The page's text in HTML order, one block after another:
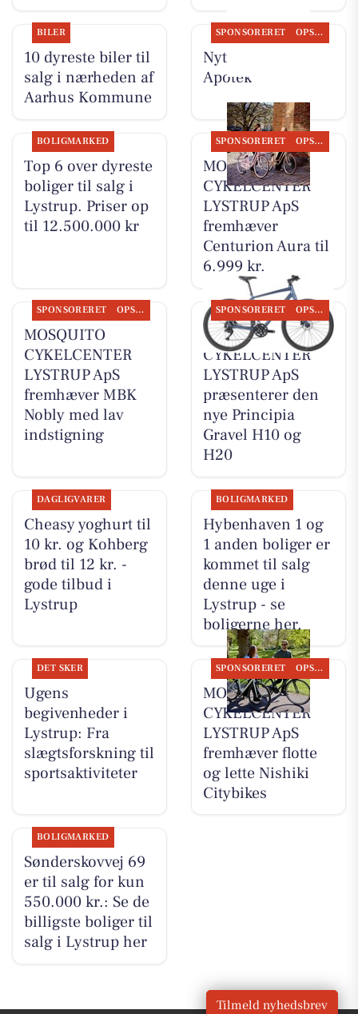
BILER
10 dyreste biler til
salg i nærheden af
Aarhus Kommune
SPONSORERET OPSLAGSTAVLEN
Nyt fra Lystrup
Apotek
BOLIGMARKED
Top 6 over dyreste
boliger til salg i
Lystrup. Priser op
til 12.500.000 kr
SPONSORERET OPSLAGSTAVLEN
MOSQUITO
CYKELCENTER
LYSTRUP ApS
fremhæver
Centurion Aura til
6.999 kr.
SPONSORERET OPSLAGSTAVLEN
MOSQUITO
CYKELCENTER
LYSTRUP ApS
fremhæver MBK
Nobly med lav
indstigning
SPONSORERET OPSLAGSTAVLEN
MOSQUITO
CYKELCENTER
LYSTRUP ApS
præsenterer den
nye Principia
Gravel H10 og
H20
DAGLIGVARER
Cheasy yoghurt til
10 kr. og Kohberg
brød til 12 kr. -
gode tilbud i
Lystrup
BOLIGMARKED
Hybenhaven 1 og
1 anden boliger er
kommet til salg
denne uge i
Lystrup - se
boligerne her.
DET SKER
Ugens
begivenheder i
Lystrup: Fra
slægtsforskning til
sportsaktiviteter
SPONSORERET OPSLAGSTAVLEN
MOSQUITO
CYKELCENTER
LYSTRUP ApS
fremhæver flotte
og lette Nishiki
Citybikes
BOLIGMARKED
Sønderskovvej 69
er til salg for kun
550.000 kr.: Se de
billigste boliger til
salg i Lystrup her
Tilmeld nyhedsbrev